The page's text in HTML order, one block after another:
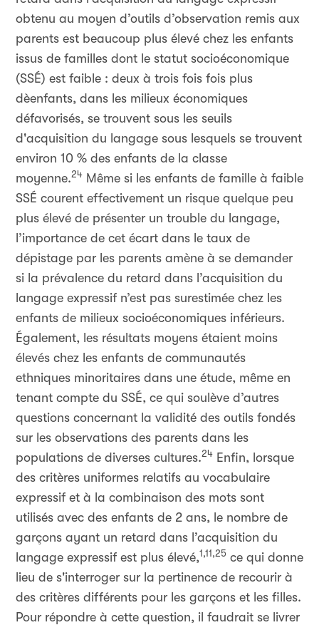
obtenu au moyen d’outils d’observation remis aux
parents est beaucoup plus élevé chez les enfants
issus de familles dont le statut socioéconomique
(SSÉ) est faible : deux à trois fois fois plus
dèenfants, dans les milieux économiques
défavorisés, se trouvent sous les seuils
d'acquisition du langage sous lesquels se trouvent
environ 10 % des enfants de la classe
moyenne.24 Même si les enfants de famille à faible
SSÉ courent effectivement un risque quelque peu
plus élevé de présenter un trouble du langage,
l’importance de cet écart dans le taux de
dépistage par les parents amène à se demander
si la prévalence du retard dans l’acquisition du
langage expressif n’est pas surestimée chez les
enfants de milieux socioéconomiques inférieurs.
Également, les résultats moyens étaient moins
élevés chez les enfants de communautés
ethniques minoritaires dans une étude, même en
tenant compte du SSÉ, ce qui soulève d’autres
questions concernant la validité des outils fondés
sur les observations des parents dans les
populations de diverses cultures.24 Enfin, lorsque
des critères uniformes relatifs au vocabulaire
expressif et à la combinaison des mots sont
utilisés avec des enfants de 2 ans, le nombre de
garçons ayant un retard dans l’acquisition du
langage expressif est plus élevé,1,11,25 ce qui donne
lieu de s'interroger sur la pertinence de recourir à
des critères différents pour les garçons et les filles.
Pour répondre à cette question, il faudrait se livrer